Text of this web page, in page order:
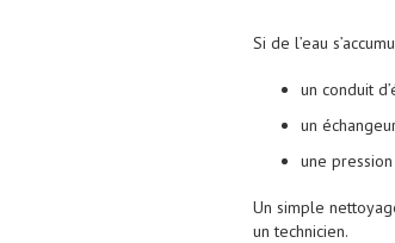
Si de l’eau
un conduit
un
une
Un simple
un technicien.